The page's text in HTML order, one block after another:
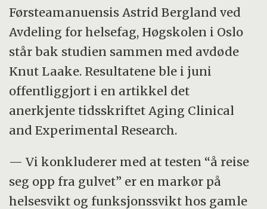
Førsteamanuensis Astrid Bergland ved
Avdeling for helsefag, Høgskolen i Oslo
står bak studien sammen med avdøde
Knut Laake. Resultatene ble i juni
offentliggjort i en artikkel det
anerkjente tidsskriftet Aging Clinical
and Experimental Research.
— Vi konkluderer med at testen “å reise
seg opp fra gulvet” er en markør på
helsesvikt og funksjonssvikt hos gamle